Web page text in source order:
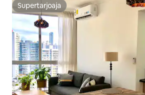
Supertarjoaja
Supertarjoaja